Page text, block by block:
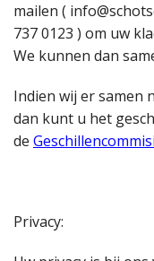
mailen (
737 0123 ) om uw
We kunnen dan
Indien wij er samen
dan kunt u het
de
Privacy: